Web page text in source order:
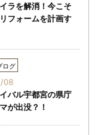
ラを解消！今こそ
フォームを計画す
ログ
08
バル宇都宮の県庁
が出没？！